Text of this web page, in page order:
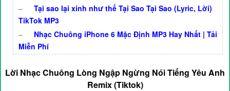
–
Tại sao lại xinh như thế Tại Sao Tại Sao (Lyric, Lời)
TikTok MP3
–
Nhạc Chuông iPhone 6 Mặc Định MP3 Hay Nhất | Tải
Miễn Phí
Lời Nhạc Chuông Lòng Ngập Ngừng Nói Tiếng Yêu Anh
Remix (Tiktok)